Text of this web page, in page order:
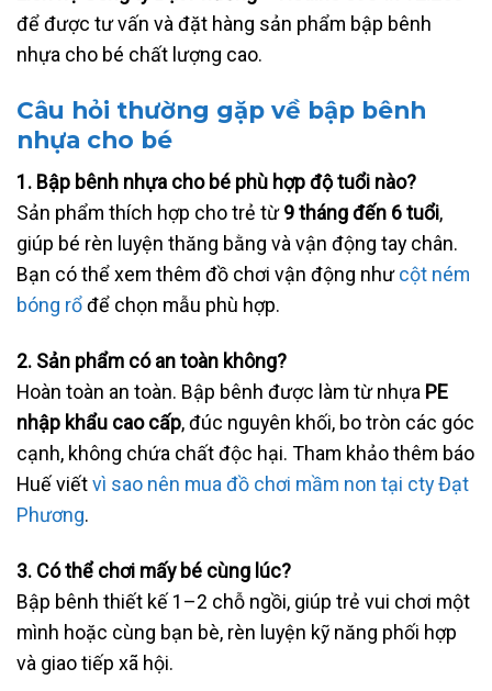
để được tư vấn và đặt hàng sản phẩm bập bênh
nhựa cho bé chất lượng cao.
Câu hỏi thường gặp về bập bênh
nhựa cho bé
1. Bập bênh nhựa cho bé phù hợp độ tuổi nào?
Sản phẩm thích hợp cho trẻ từ9 tháng đến 6 tuổi,
giúp bé rèn luyện thăng bằng và vận động tay chân.
Bạn có thể xem thêm đồ chơi vận động nhưcột ném
bóng rổđể chọn mẫu phù hợp.
2. Sản phẩm có an toàn không?
Hoàn toàn an toàn. Bập bênh được làm từ nhựa PE
nhập khẩu cao cấp, đúc nguyên khối, bo tròn các góc
cạnh, không chứa chất độc hại. Tham khảo thêm báo
Huế viếtvì sao nên mua đồ chơi mầm non tại cty Đạt
Phương.
3. Có thể chơi mấy bé cùng lúc?
Bập bênh thiết kế 1–2 chỗ ngồi, giúp trẻ vui chơi một
mình hoặc cùng bạn bè, rèn luyện kỹ năng phối hợp
và giao tiếp xã hội.